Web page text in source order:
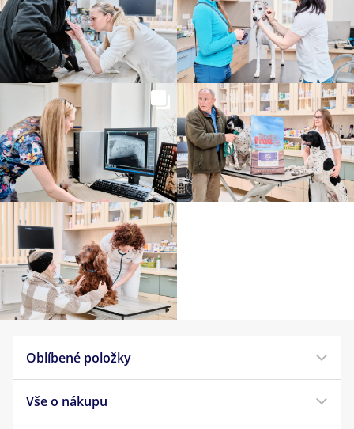
Oblíbené položky
Krmivo pro psy
Vše o nákupu